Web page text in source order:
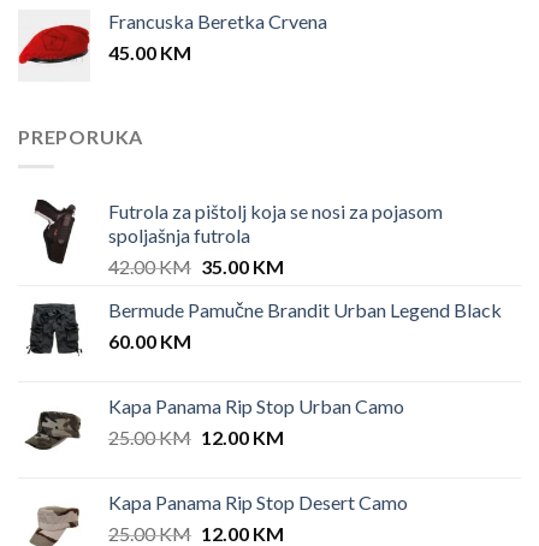
Francuska Beretka Crvena
45.00 KM
PREPORUKA
Futrola za pištolj koja se nosi za pojasom
spoljašnja futrola
42.00KM Original
was:
35.00 KMCurrent
is:
Bermude Pamučne Brandit Urban Legend Black
60.00 KM
Kapa Panama Rip Stop Urban Camo
25.00KM Original
25.00 KM.
12.00 KMCurrent
12.00 KM.
Kapa Panama Rip Stop Desert Camo
25.00KM Original
12.00 KMCurrent